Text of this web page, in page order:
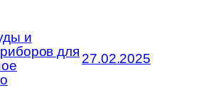
и
для 27.02.2025